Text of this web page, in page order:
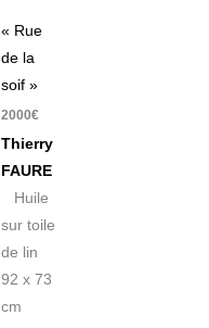
« Rue
de la
soif »
2000€
Thierry
FAURE
Huile
sur toile
de lin
92 x 73
cm